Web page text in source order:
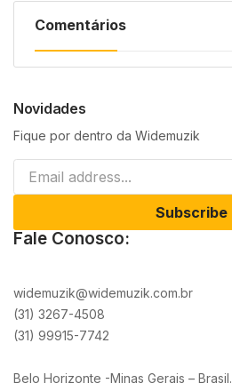
Comentários
Novidades
Fique por dentro da Widemuzik
Subscribe
Fale Conosco:
widemuzik@widemuzik.com.br
(31) 3267-4508
(31) 99915-7742
Belo Horizonte -Minas Gerais – Brasil.